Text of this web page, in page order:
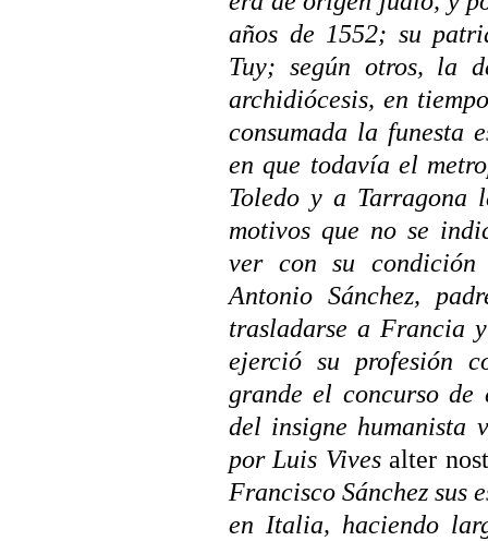
años de 1552; su
Tuy; según otros, la
archidiócesis, en
consumada la funesta
en que todavía el
Toledo y a Tarragona
motivos que no se
ver con su
Antonio Sánchez,
trasladarse a Francia
ejerció su profesión
grande el concurso de
del insigne humanista
por Luis Vivesalter
Francisco Sánchez sus
en Italia, haciendo